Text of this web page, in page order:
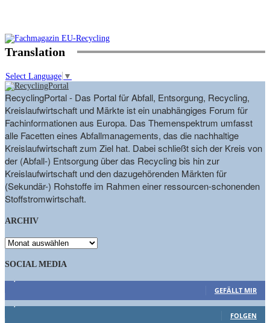
Translation
Select Language ▼
RecyclingPortal - Das Portal für Abfall, Entsorgung, Recycling,
Kreislaufwirtschaft und Märkte ist ein unabhängiges Forum für
Fachinformationen aus Europa. Das Themenspektrum umfasst
alle Facetten eines Abfallmanagements, das die nachhaltige
Kreislaufwirtschaft zum Ziel hat. Dabei schließt sich der Kreis von
der (Abfall-) Entsorgung über das Recycling bis hin zur
Kreislaufwirtschaft und den dazugehörenden Märkten für
(Sekundär-) Rohstoffe im Rahmen einer ressourcen-schonenden
Stoffstromwirtschaft.
ARCHIV
ARCHIV
SOCIAL MEDIA
GEFÄLLT MIR
1,662 Follower
FOLGEN